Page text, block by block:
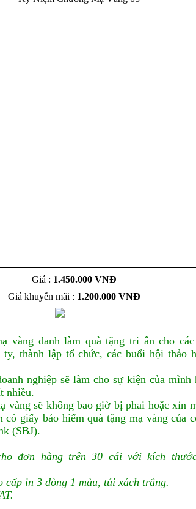
Giá : 1.450.000 VNĐ
Giá khuyến mãi : 1.200.000 VNĐ
vàng danh làm quà tặng tri ân cho
ty, thành lập tổ chức, các buổi hội thảo
nghiệp sẽ làm cho sự kiện của mình
nhiều.
vàng sẽ không bao giờ bị phai hoặc xỉn
có giấy bảo hiểm quà tặng mạ vàng của
(SBJ).
đơn hàng trên 30 cái với kích
cấp in 3 dòng 1 màu, túi xách trắng.